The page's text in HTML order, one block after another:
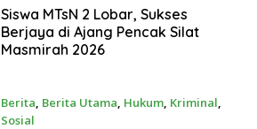
Agustus 1, 2026
Siswa MTsN 2 Lobar, Sukses
Berjaya di Ajang Pencak Silat
Masmirah 2026
Berita, Berita Utama, Hukum, Kriminal,
Sosial